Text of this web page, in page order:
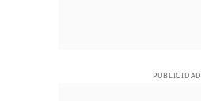
PUBLICIDAD